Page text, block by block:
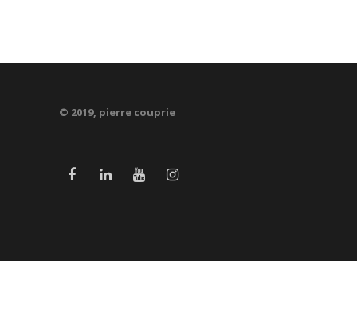
© 2019, pierre couprie